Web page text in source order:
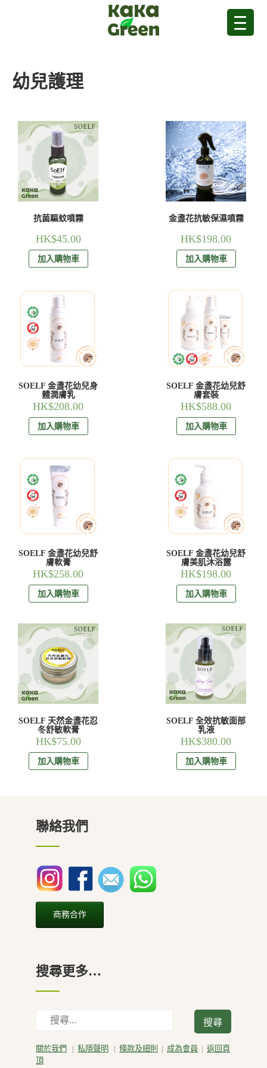
幼兒護理
抗菌驅蚊噴霧
HK$45.00
加入購物車
金盞花抗敏保濕噴霧
HK$198.00
加入購物車
SOELF 金盞花幼兒身
體潤膚乳
HK$208.00
加入購物車
SOELF 金盞花幼兒舒
膚套裝
HK$588.00
加入購物車
SOELF 金盞花幼兒舒
膚軟膏
HK$258.00
加入購物車
SOELF 金盞花幼兒舒
膚美肌沐浴露
HK$198.00
加入購物車
SOELF 天然金盞花忍
冬舒敏軟膏
HK$75.00
加入購物車
SOELF 全效抗敏面部
乳液
HK$380.00
加入購物車
聯絡我們
商務合作
搜尋更多…
關於我們 | 私隱聲明 | 條款及細則 | 成為會員 | 返回頁
頂